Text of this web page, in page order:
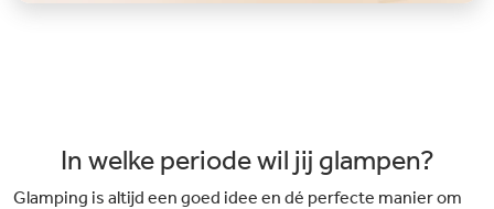
In welke periode wil jij glampen?
Glamping is altijd een goed idee en dé perfecte manier om